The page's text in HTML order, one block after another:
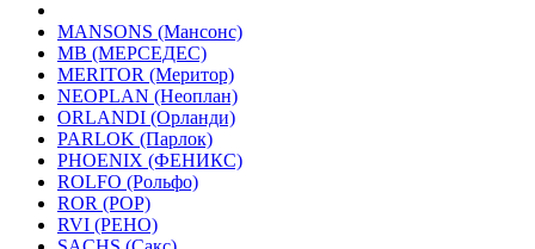
MANSONS (Мансонс)
MB (МЕРСЕДЕС)
MERITOR (Меритор)
NEOPLAN (Неоплан)
ORLANDI (Орланди)
PARLOK (Парлок)
PHOENIX (ФЕНИКС)
ROLFO (Рольфо)
ROR (РОР)
RVI (РЕНО)